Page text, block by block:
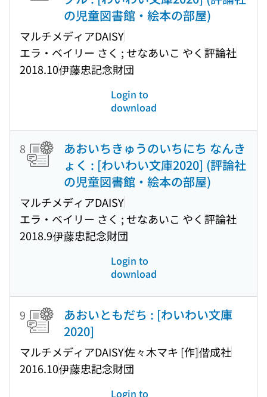
の児童図書館・絵本の部屋)
マルチメディアDAISY
エラ・ベイリー さく ; せなあいこ やく 評論社
2018.10伊藤忠記念財団
Login to
download
8
あおいちきゅうのいちにち なんき
ょく : [わいわい文庫2020] (評論社
の児童図書館・絵本の部屋)
マルチメディアDAISY
エラ・ベイリー さく ; せなあいこ やく 評論社
2018.9伊藤忠記念財団
Login to
download
9
あおいともだち : [わいわい文庫
2020]
マルチメディアDAISY佐々木マキ [作]偕成社
2016.10伊藤忠記念財団
Login to